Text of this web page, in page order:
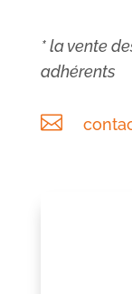
* la vente
adhérents
